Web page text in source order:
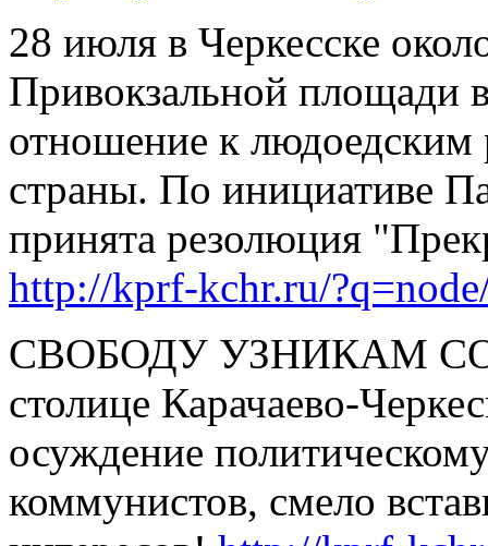
28 июля в Черкесске
Привокзальной площади
отношение к людоедским
страны. По инициативе
принята резолюция
http://kprf-kchr.ru/
СВОБОДУ УЗНИКАМ
столице Карачаево-
осуждение
коммунистов, смело